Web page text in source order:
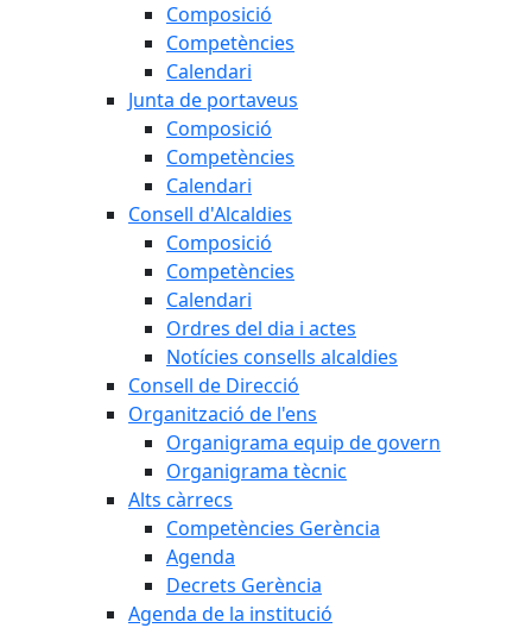
Composició
Competències
Calendari
Junta de portaveus
Composició
Competències
Calendari
Consell d'Alcaldies
Composició
Competències
Calendari
Ordres del dia i actes
Notícies consells alcaldies
Consell de Direcció
Organització de l'ens
Organigrama equip de govern
Organigrama tècnic
Alts càrrecs
Competències Gerència
Agenda
Decrets Gerència
Agenda de la institució